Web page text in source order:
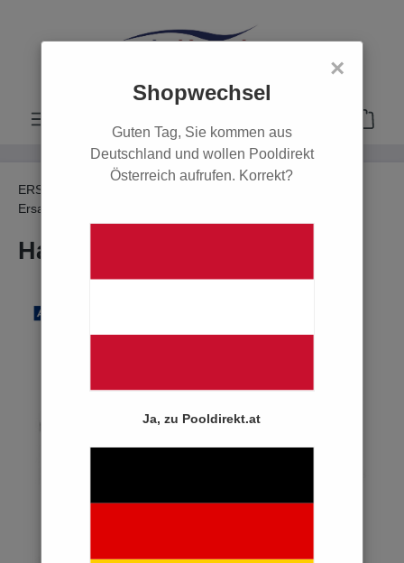
×
Shopwechsel
Guten Tag, Sie kommen aus
Deutschland und wollen Pooldirekt
Österreich aufrufen. Korrekt?
Ja, zu Pooldirekt.at
ERSATZTEILE
Ersatzteile Sandfilter
Halterung für Standfuß
Bildergalerie überspringen